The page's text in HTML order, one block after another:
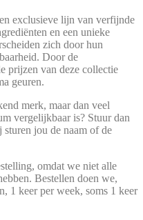
exclusieve lijn van verfijnde
en een unieke
zich door hun
Door de
prijzen van deze collectie
geuren.
merk, maar dan veel
vergelijkbaar is? Stuur dan
jou de naam of de
omdat we niet alle
Bestellen doen we,
1 keer per week, soms 1 keer